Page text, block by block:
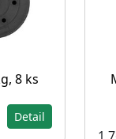
8 ks
Detail
1